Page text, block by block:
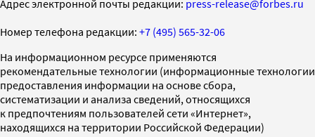
Адрес электронной почты редакции: press-release@forbes.ru
Номер телефона редакции: +7 (495) 565-32-06
На информационном ресурсе применяются
рекомендательные технологии (информационные технологии
предоставления информации на основе сбора,
систематизации и анализа сведений, относящихся
к предпочтениям пользователей сети «Интернет»,
находящихся на территории Российской Федерации)